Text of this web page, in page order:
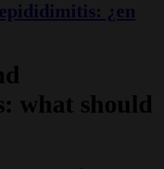
¿en
what should